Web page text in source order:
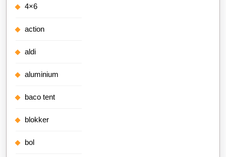
4×6
action
aldi
aluminium
baco tent
blokker
bol